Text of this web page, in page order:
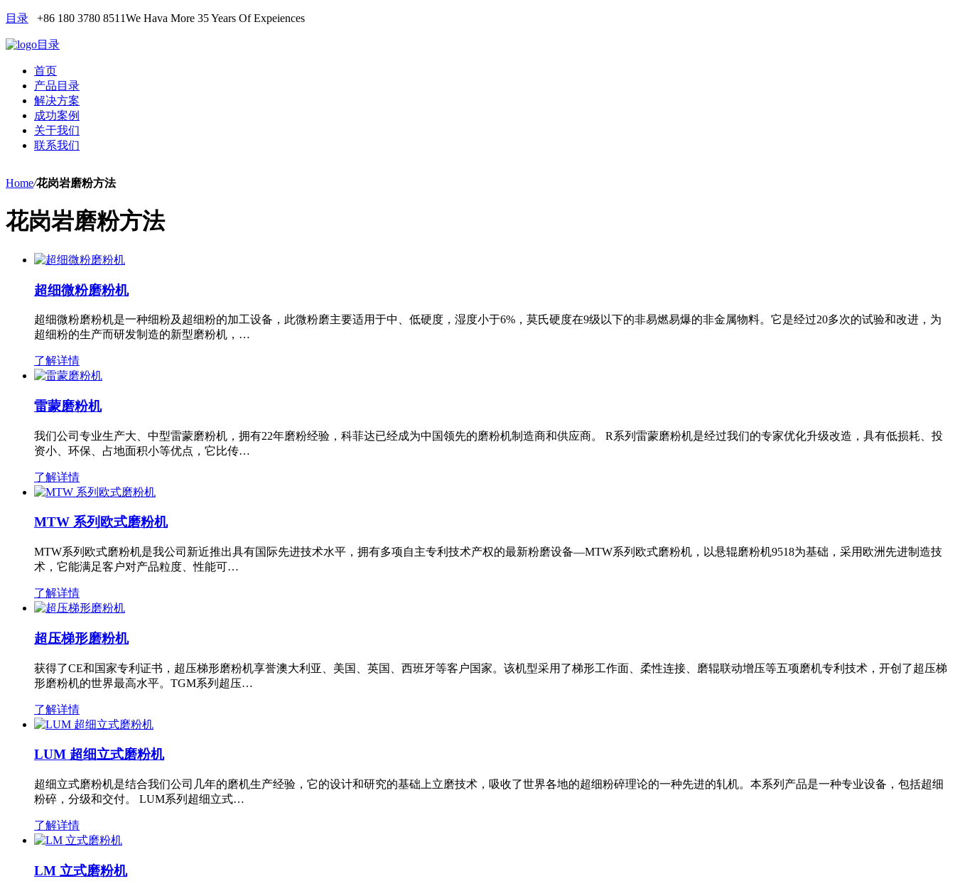
目录 +86 180 3780 8511We Hava More 35 Years Of Expeiences
目录
首页
产品目录
解决方案
成功案例
关于我们
联系我们
Home/花岗岩磨粉方法
花岗岩磨粉方法
超细微粉磨粉机
超细微粉磨粉机是一种细粉及超细粉的加工设备，此微粉磨主要适用于中、低硬度，湿度小于6%，莫氏硬度在9级以下的非易燃易爆的非金属物料。它是经过20多次的试验和改进，为
超细粉的生产而研发制造的新型磨粉机，…
了解详情
雷蒙磨粉机
我们公司专业生产大、中型雷蒙磨粉机，拥有22年磨粉经验，科菲达已经成为中国领先的磨粉机制造商和供应商。 R系列雷蒙磨粉机是经过我们的专家优化升级改造，具有低损耗、投
资小、环保、占地面积小等优点，它比传…
了解详情
MTW 系列欧式磨粉机
MTW系列欧式磨粉机是我公司新近推出具有国际先进技术水平，拥有多项自主专利技术产权的最新粉磨设备—MTW系列欧式磨粉机，以悬辊磨粉机9518为基础，采用欧洲先进制造技
术，它能满足客户对产品粒度、性能可…
了解详情
超压梯形磨粉机
获得了CE和国家专利证书，超压梯形磨粉机享誉澳大利亚、美国、英国、西班牙等客户国家。该机型采用了梯形工作面、柔性连接、磨辊联动增压等五项磨机专利技术，开创了超压梯
形磨粉机的世界最高水平。TGM系列超压…
了解详情
LUM 超细立式磨粉机
超细立式磨粉机是结合我们公司几年的磨机生产经验，它的设计和研究的基础上立磨技术，吸收了世界各地的超细粉碎理论的一种先进的轧机。本系列产品是一种专业设备，包括超细
粉碎，分级和交付。 LUM系列超细立式…
了解详情
LM 立式磨粉机